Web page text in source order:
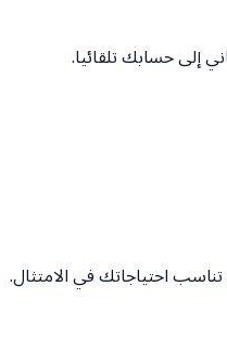
إلى حسابك تلقائيا.
احتياجاتك في الامتثال.